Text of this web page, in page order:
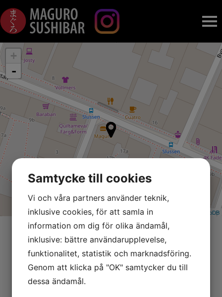
MENY
DAGENS
KONTAKTA OSS
+
-
Leaflet| © OpenStreetMap CartoDB
MAGURO SUSHIBAR
Östra Förstadsgatan 15
211 31 Malmö
Samtycke till cookies
Vi och våra partners använder teknik,
inklusive cookies, för att samla in
information om dig för olika ändamål,
inklusive: bättre användarupplevelse,
funktionalitet, statistik och marknadsföring.
Genom att klicka på "OK" samtycker du till
dessa ändamål.